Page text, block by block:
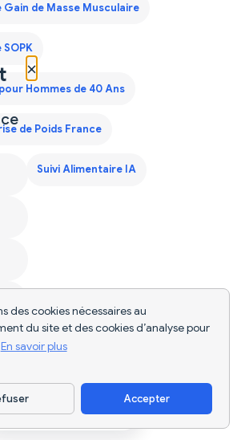
des cookies nécessaires au
du site et des cookies d’analyse pour
En savoir plus
Accepter
de Masse Musculaire
Hommes de 40 Ans
de Poids France
Suivi Alimentaire IA
Télécharger l'appli
×